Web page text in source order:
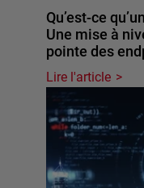
Qu’est-ce
Une mise à
pointe des
Lire l'article